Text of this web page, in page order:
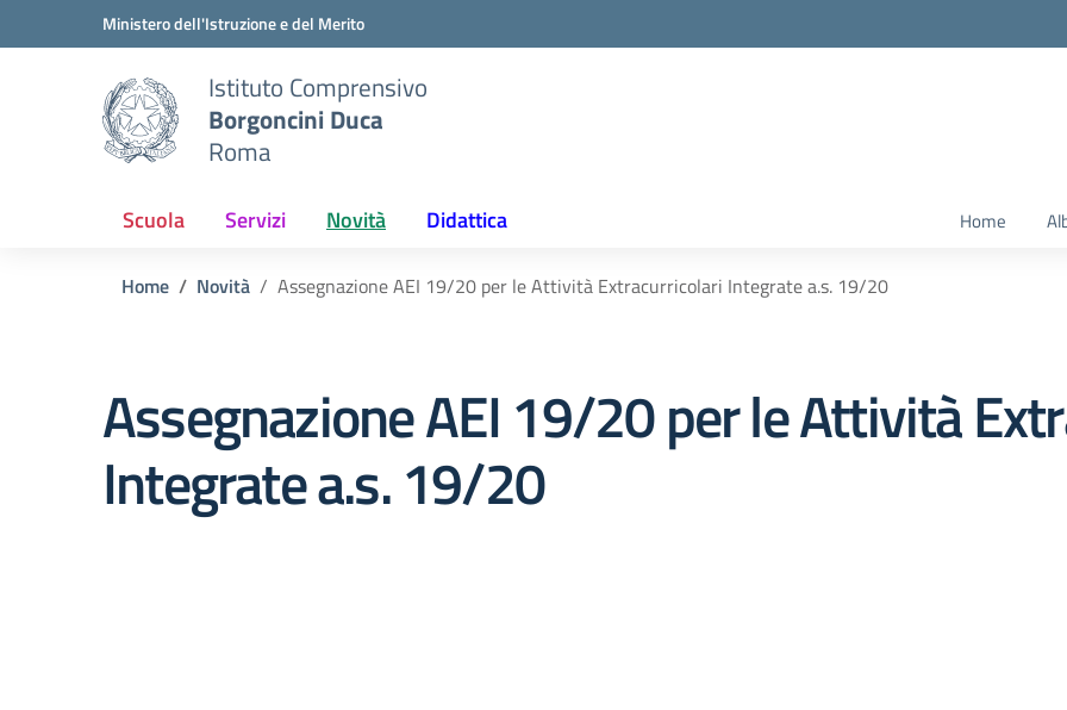
Vai ai contenuti
Vai al menu di navigazioneMinistero dell'Istruzione e del Merito
Istituto Comprensivo
Borgoncini Duca
Roma
Scuola Servizi Novità Didattica Home
Home Novità Assegnazione AEI 19/20 per le Attività Extracurricolari Integrate a.s. 19/20
Assegnazione AEI 19/20 per le Attività
Integrate a.s. 19/20